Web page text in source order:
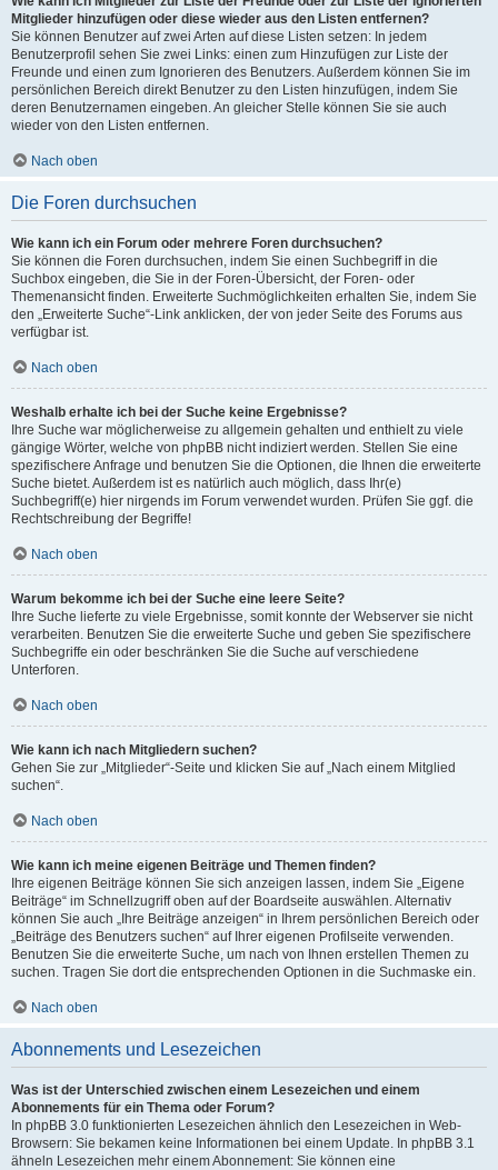
Mitglieder hinzufügen oder diese wieder aus den Listen entfernen?
Sie können Benutzer auf zwei Arten auf diese Listen setzen: In jedem
Benutzerprofil sehen Sie zwei Links: einen zum Hinzufügen zur Liste der
Freunde und einen zum Ignorieren des Benutzers. Außerdem können Sie im
persönlichen Bereich direkt Benutzer zu den Listen hinzufügen, indem Sie
deren Benutzernamen eingeben. An gleicher Stelle können Sie sie auch
wieder von den Listen entfernen.
Nach oben
Die Foren durchsuchen
Wie kann ich ein Forum oder mehrere Foren durchsuchen?
Sie können die Foren durchsuchen, indem Sie einen Suchbegriff in die
Suchbox eingeben, die Sie in der Foren-Übersicht, der Foren- oder
Themenansicht finden. Erweiterte Suchmöglichkeiten erhalten Sie, indem Sie
den „Erweiterte Suche“-Link anklicken, der von jeder Seite des Forums aus
verfügbar ist.
Nach oben
Weshalb erhalte ich bei der Suche keine Ergebnisse?
Ihre Suche war möglicherweise zu allgemein gehalten und enthielt zu viele
gängige Wörter, welche von phpBB nicht indiziert werden. Stellen Sie eine
spezifischere Anfrage und benutzen Sie die Optionen, die Ihnen die erweiterte
Suche bietet. Außerdem ist es natürlich auch möglich, dass Ihr(e)
Suchbegriff(e) hier nirgends im Forum verwendet wurden. Prüfen Sie ggf. die
Rechtschreibung der Begriffe!
Nach oben
Warum bekomme ich bei der Suche eine leere Seite?
Ihre Suche lieferte zu viele Ergebnisse, somit konnte der Webserver sie nicht
verarbeiten. Benutzen Sie die erweiterte Suche und geben Sie spezifischere
Suchbegriffe ein oder beschränken Sie die Suche auf verschiedene
Unterforen.
Nach oben
Wie kann ich nach Mitgliedern suchen?
Gehen Sie zur „Mitglieder“-Seite und klicken Sie auf „Nach einem Mitglied
suchen“.
Nach oben
Wie kann ich meine eigenen Beiträge und Themen finden?
Ihre eigenen Beiträge können Sie sich anzeigen lassen, indem Sie „Eigene
Beiträge“ im Schnellzugriff oben auf der Boardseite auswählen. Alternativ
können Sie auch „Ihre Beiträge anzeigen“ in Ihrem persönlichen Bereich oder
„Beiträge des Benutzers suchen“ auf Ihrer eigenen Profilseite verwenden.
Benutzen Sie die erweiterte Suche, um nach von Ihnen erstellen Themen zu
suchen. Tragen Sie dort die entsprechenden Optionen in die Suchmaske ein.
Nach oben
Abonnements und Lesezeichen
Was ist der Unterschied zwischen einem Lesezeichen und einem
Abonnements für ein Thema oder Forum?
In phpBB 3.0 funktionierten Lesezeichen ähnlich den Lesezeichen in Web-
Browsern: Sie bekamen keine Informationen bei einem Update. In phpBB 3.1
ähneln Lesezeichen mehr einem Abonnement: Sie können eine